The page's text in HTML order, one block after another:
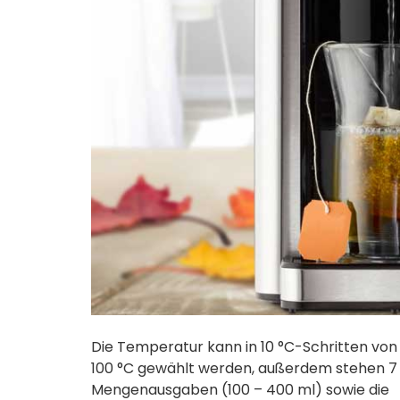
Die Temperatur kann in 10 °C-Schritten
100 °C gewählt werden, außerdem stehen 7
Mengenausgaben (100 – 400 ml) sowie die